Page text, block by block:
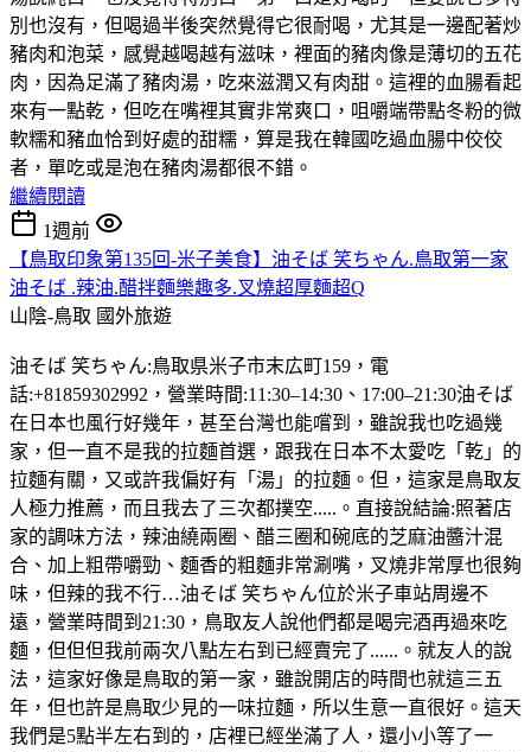
別也沒有，但喝過半後突然覺得它很耐喝，尤其是一邊配著炒
豬肉和泡菜，感覺越喝越有滋味，裡面的豬肉像是薄切的五花
肉，因為足滿了豬肉湯，吃來滋潤又有肉甜。這裡的血腸看起
來有一點乾，但吃在嘴裡其實非常爽口，咀嚼端帶點冬粉的微
軟糯和豬血恰到好處的甜糯，算是我在韓國吃過血腸中佼佼
者，單吃或是泡在豬肉湯都很不錯。
繼續閱讀
1週前
【鳥取印象第135回-米子美食】油そば 笑ちゃん.鳥取第一家
油そば .辣油.醋拌麵樂趣多.叉燒超厚麵超Q
山陰-鳥取 國外旅遊
油そば 笑ちゃん:鳥取県米子市末広町159，電
話:+81859302992，營業時間:11:30–14:30、17:00–21:30油そば
在日本也風行好幾年，甚至台灣也能嚐到，雖說我也吃過幾
家，但一直不是我的拉麵首選，跟我在日本不太愛吃「乾」的
拉麵有關，又或許我偏好有「湯」的拉麵。但，這家是鳥取友
人極力推薦，而且我去了三次都撲空.....。直接說結論:照著店
家的調味方法，辣油繞兩圈、醋三圈和碗底的芝麻油醬汁混
合、加上粗帶嚼勁、麵香的粗麵非常涮嘴，叉燒非常厚也很夠
味，但辣的我不行…油そば 笑ちゃん位於米子車站周邊不
遠，營業時間到21:30，鳥取友人說他們都是喝完酒再過來吃
麵，但但但我前兩次八點左右到已經賣完了......。就友人的說
法，這家好像是鳥取的第一家，雖說開店的時間也就這三五
年，但也許是鳥取少見的一味拉麵，所以生意一直很好。這天
我們是5點半左右到的，店裡已經坐滿了人，還小小等了一